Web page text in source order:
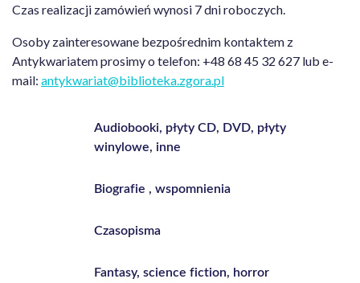
Czas realizacji zamówień wynosi 7 dni roboczych.
Osoby zainteresowane bezpośrednim kontaktem z
Antykwariatem prosimy o telefon: +48 68 45 32 627 lub e-
mail: antykwariat@biblioteka.zgora.pl
Audiobooki, płyty CD, DVD, płyty
winylowe, inne
Biografie , wspomnienia
Czasopisma
Fantasy, science fiction, horror